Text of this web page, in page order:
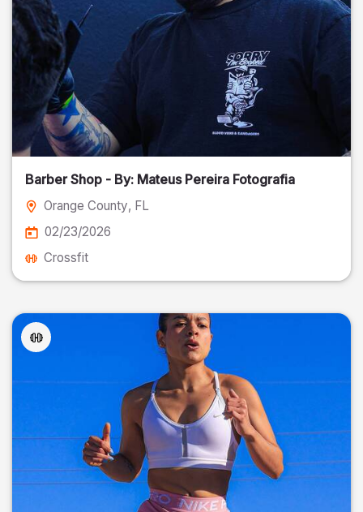
Barber Shop - By: Mateus Pereira Fotografia
Orange County, FL
02/23/2026
Crossfit